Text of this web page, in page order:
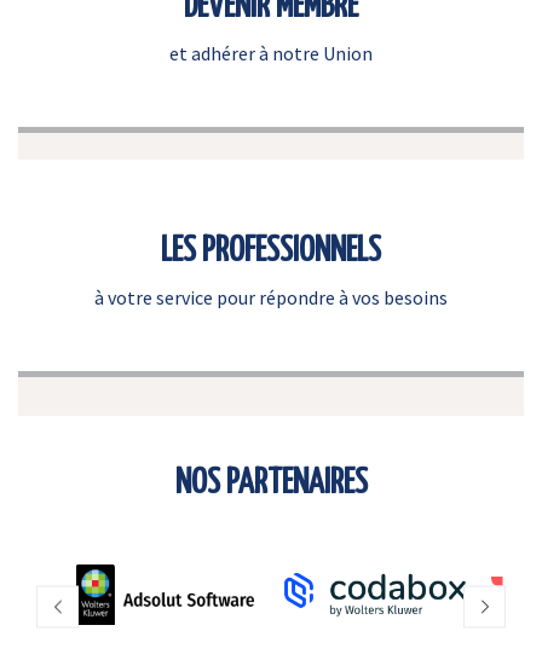
DEVENIR MEMBRE
et adhérer à notre Union
LES PROFESSIONNELS
à votre service pour répondre à vos besoins
NOS PARTENAIRES